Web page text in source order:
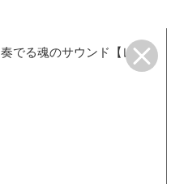
でる魂のサウンド【レポ